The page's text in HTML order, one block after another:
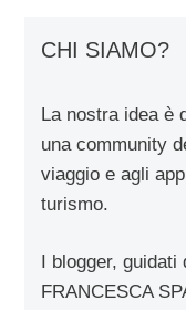
CHI SIAMO?
La nostra idea è
una community
viaggio e agli
turismo.
I blogger,
FRANCESCA